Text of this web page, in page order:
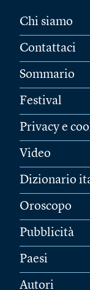
Chi siamo
Contattaci
Sommario
Festival
Privacy e
Video
Dizionario
Oroscopo
Pubblicità
Paesi
Autori